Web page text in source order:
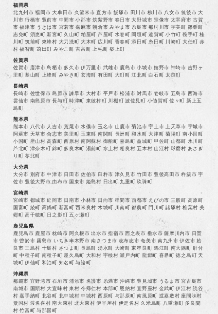
福岡県
北九州市 福岡市 大牟田市 久留米市 直方市 飯塚市 田川市 柳川市 八女市 筑後市 大
川市 行橋市 豊前市 中間市 小郡市 筑紫野市 春日市 大野城市 宗像市 太宰府市 古賀
市 福津市 うきは市 宮若市 嘉麻市 朝倉市 みやま市 糸島市 那珂川市 宇美町 篠栗町
志免町 須恵町 新宮町 久山町 粕屋町 芦屋町 水巻町 岡垣町 遠賀町 小竹町 鞍手町 桂
川町 筑前町 東峰村 大刀洗町 大木町 広川町 香春町 添田町 糸田町 川崎町 大任町 赤
村 福智町 苅田町 みやこ町 吉富町 上毛町 築上町
佐賀県
佐賀市 唐津市 鳥栖市 多久市 伊万里市 武雄市 鹿島市 小城市 嬉野市 神埼市 吉野ヶ
里町 基山町 上峰町 みやき町 玄海町 有田町 大町町 江北町 白石町 太良町
長崎県
長崎市 佐世保市 島原市 諫早市 大村市 平戸市 松浦市 対馬市 壱岐市 五島市 西海市
雲仙市 南島原市 長与町 時津町 東彼杵町 川棚町 波佐見町 小値賀町 佐々町 新上五
島町
熊本県
熊本市 八代市 人吉市 荒尾市 水俣市 玉名市 山鹿市 菊池市 宇土市 上天草市 宇城市
阿蘇市 天草市 合志市 美里町 玉東町 南関町 長洲町 和水町 大津町 菊陽町 南小国町
小国町 産山村 高森町 西原村 南阿蘇村 御船町 嘉島町 益城町 甲佐町 山都町 氷川町
芦北町 津奈木町 錦町 多良木町 湯前町 水上村 相良村 五木村 山江村 球磨村 あさぎ
り町 苓北町
大分県
大分市 別府市 中津市 日田市 佐伯市 臼杵市 津久見市 竹田市 豊後高田市 杵築市 宇
佐市 豊後大野市 由布市 国東市 姫島村 日出町 九重町 玖珠町
宮崎県
宮崎市 都城市 延岡市 日南市 小林市 日向市 串間市 西都市 えびの市 三股町 高原町
国富町 綾町 高鍋町 新富町 西米良村 木城町 川南町 都農町 門川町 諸塚村 椎葉村 美
郷町 高千穂町 日之影町 五ヶ瀬町
鹿児島県
鹿児島市 鹿屋市 枕崎市 阿久根市 出水市 指宿市 西之表市 垂水市 薩摩川内市 日置
市 曽於市 霧島市 いちき串木野市 南さつま市 志布志市 奄美市 南九州市 伊佐市 姶
良市 三島村 十島村 さつま町 長島町 湧水町 大崎町 東串良町 錦江町 南大隅町 肝付
町 中種子町 南種子町 屋久島町 大和村 宇検村 瀬戸内町 龍郷町 喜界町 徳之島町 天
城町 伊仙町 和泊町 知名町 与論町
沖縄県
那覇市 宜野湾市 石垣市 浦添市 名護市 糸満市 沖縄市 豊見城市 うるま市 宮古島市
南城市 国頭村 大宜味村 東村 今帰仁村 本部町 恩納村 宜野座村 金武町 伊江村 読谷
村 嘉手納町 北谷町 北中城村 中城村 西原町 与那原町 南風原町 渡嘉敷村 座間味村
粟国村 渡名喜村 南大東村 北大東村 伊平屋村 伊是名村 久米島町 八重瀬町 多良間
村 竹富町 与那国町